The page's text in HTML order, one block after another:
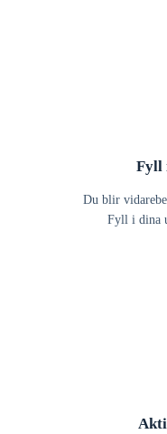
Fyll
Du blir
Fyll i dina